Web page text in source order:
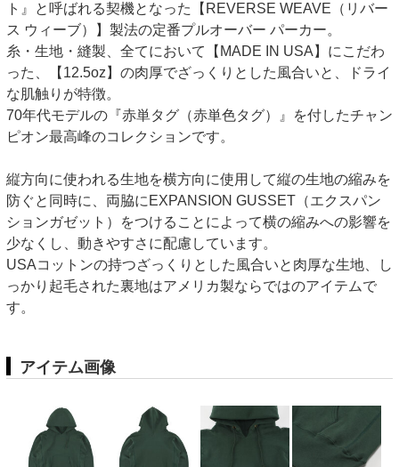
ト』と呼ばれる契機となった【REVERSE WEAVE（リバー
ス ウィーブ）】製法の定番プルオーバー パーカー。
糸・生地・縫製、全てにおいて【MADE IN USA】にこだわ
った、【12.5oz】の肉厚でざっくりとした風合いと、ドライ
な肌触りが特徴。
70年代モデルの『赤単タグ（赤単色タグ）』を付したチャン
ピオン最高峰のコレクションです。
縦方向に使われる生地を横方向に使用して縦の生地の縮みを
防ぐと同時に、両脇にEXPANSION GUSSET（エクスパン
ションガゼット）をつけることによって横の縮みへの影響を
少なくし、動きやすさに配慮しています。
USAコットンの持つざっくりとした風合いと肉厚な生地、し
っかり起毛された裏地はアメリカ製ならではのアイテムで
す。
アイテム画像